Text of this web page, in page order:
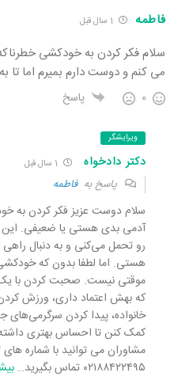
فاطمه
سلام فکر کردن به خودکشی
می کنم و دوست دارم بمیرم اما تا
0 پاسخ
ویرایشگر
دکتر دادخواه
پاسخ بهفاطمه
سلام دوست عزیز فکر کردن به
آدمی بدی هستی یا ضعیفی. این
رو تحمل می‌کنی و به دنبال راهی
هستی. اما لطفا بدون که
موقتی نیست. صحبت کردن با یک
که بهش اعتماد داری، ورزش
خانواده، پیدا کردن
کمک کنن تا احساس بهتری
۰۲۱۸۸۴۲۲۴۹۵ تماس بگیرید
…